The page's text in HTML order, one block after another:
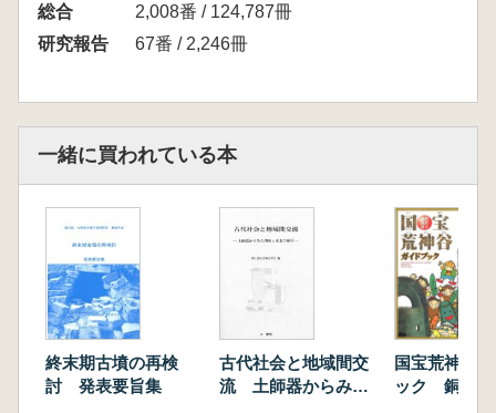
筒埴輪の整理作業報告が、後半には、それらを
もとにした論考が8本掲載されています。そし
が多数付されています。
本書で取り組まれた横矧板鋲留短甲の構造に
ける生産と普及についての検討、肥後型横穴式
石室や当地域の箱式石棺の動向の検討は重要
で、八代海沿岸地域のみではなく日本列島全体
における古墳動向を考えるうえでも参考になる
と思われます。
<目次>
1 研究の目的と経過
総合
2,008番 / 124,787冊
研究報告
67番 / 2,246冊
一緒に買われている本
終末期古墳の再検
討 発表要旨集
古代社会と地域間交
流 土師器からみた
国宝荒神谷
ック 銅剣・